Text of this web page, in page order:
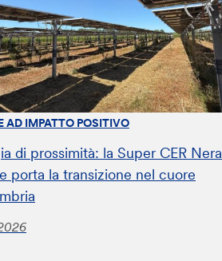
AD IMPATTO POSITIVO
di prossimità: la Super CER Nera
porta la transizione nel cuore